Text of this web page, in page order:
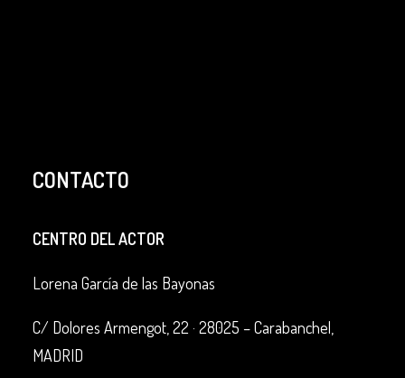
CONTACTO
CENTRO DEL ACTOR
Lorena García de las Bayonas
C/ Dolores Armengot, 22 · 28025 – Carabanchel,
MADRID